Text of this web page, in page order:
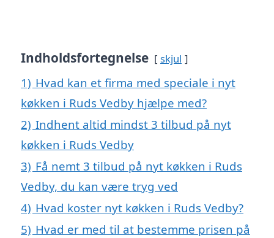
Indholdsfortegnelse skjul
1) Hvad kan et firma med speciale i nyt
køkken i Ruds Vedby hjælpe med?
2) Indhent altid mindst 3 tilbud på nyt
køkken i Ruds Vedby
3) Få nemt 3 tilbud på nyt køkken i Ruds
Vedby, du kan være tryg ved
4) Hvad koster nyt køkken i Ruds Vedby?
5) Hvad er med til at bestemme prisen på